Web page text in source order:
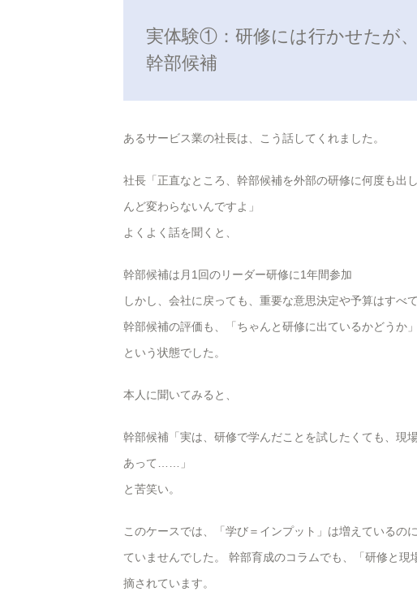
実体験①：研修には行かせたが
幹部候補
あるサービス業の社長は、こう話してくれました。
社長「正直なところ、幹部候補を外部の研修に何度も出
んど変わらないんですよ」
よくよく話を聞くと、
幹部候補は月1回のリーダー研修に1年間参加
しかし、会社に戻っても、重要な意思決定や予算はすべ
幹部候補の評価も、「ちゃんと研修に出ているかどうか
という状態でした。
本人に聞いてみると、
幹部候補「実は、研修で学んだことを試したくても、現
あって……」
と苦笑い。
このケースでは、「学び＝インプット」は増えているの
ていませんでした。 幹部育成のコラムでも、「研修と
摘されています。